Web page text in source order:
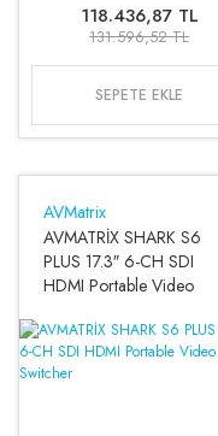
118.436,87 TL
131.596,52 TL
SEPETE EKLE
AVMatrix
AVMATRİX SHARK S6
PLUS 17.3″ 6-CH SDI
HDMI Portable Video